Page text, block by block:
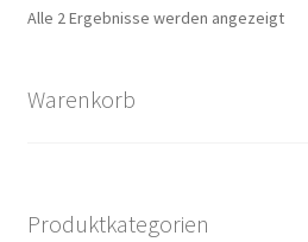
Alle 2 Ergebnisse werden angezeigtNach
Warenkorb
Produktkategorien